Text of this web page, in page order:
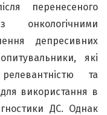
перенесеного
депресивних
які
та
використання в
ДС. Однак